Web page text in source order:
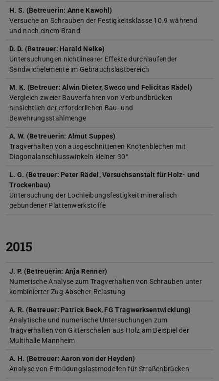
H. S. (Betreuerin: Anne Kawohl)
Versuche an Schrauben der Festigkeitsklasse 10.9 während
und nach einem Brand
D. D. (Betreuer: Harald Nelke)
Untersuchungen nichtlinearer Effekte durchlaufender
Sandwichelemente im Gebrauchslastbereich
M. K. (Betreuer: Alwin Dieter, Sweco und Felicitas Rädel)
Vergleich zweier Bauverfahren von Verbundbrücken
hinsichtlich der erforderlichen Bau- und
Bewehrungsstahlmenge
A. W. (Betreuerin: Almut Suppes)
Tragverhalten von ausgeschnittenen Knotenblechen mit
Diagonalanschlusswinkeln kleiner 30°
L. G. (Betreuer: Peter Rädel, Versuchsanstalt für Holz- und
Trockenbau)
Untersuchung der Lochleibungsfestigkeit mineralisch
gebundener Plattenwerkstoffe
2015
J. P. (Betreuerin: Anja Renner)
Numerische Analyse zum Tragverhalten von Schrauben unter
kombinierter Zug-Abscher-Belastung
A. R. (Betreuer: Patrick Beck, FG Tragwerksentwicklung)
Analytische und numerische Untersuchungen zum
Tragverhalten von Gitterschalen aus Holz am Beispiel der
Multihalle Mannheim
A. H. (Betreuer: Aaron von der Heyden)
Analyse von Ermüdungslastmodellen für Straßenbrücken